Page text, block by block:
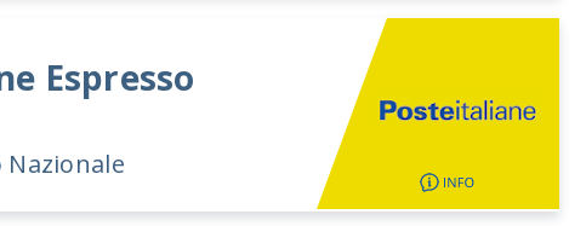
Espresso
Nazionale